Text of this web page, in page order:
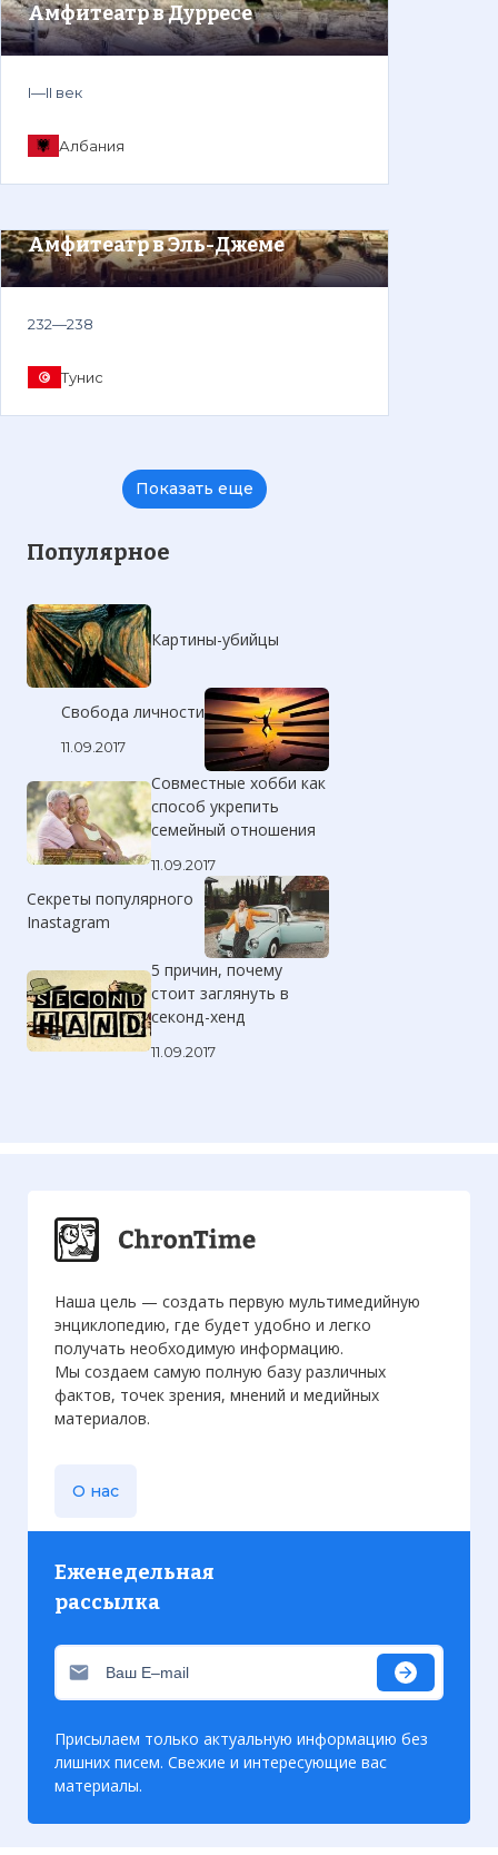
Амфитеатр в Дурресе
I—II век
Албания
Амфитеатр в Эль-Джеме
232—238
Тунис
Показать еще
Популярное
Картины-убийцы
Свобода личности
11.09.2017
Совместные хобби как
способ укрепить
семейный отношения
11.09.2017
Секреты популярного
Inastagram
5 причин, почему
стоит заглянуть в
секонд-хенд
11.09.2017
Наша цель — создать первую мультимедийную
энциклопедию, где будет удобно и легко
получать необходимую информацию.
Мы создаем самую полную базу различных
фактов, точек зрения, мнений и медийных
материалов.
О нас
Еженедельная
рассылка
Присылаем только актуальную информацию без
лишних писем. Свежие и интересующие вас
материалы.